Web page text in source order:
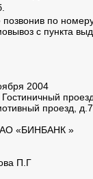
по
с пункта
2004
проезд, д.7
«БИНБАНК »
П.Г